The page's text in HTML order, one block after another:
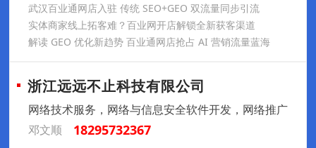
武汉百业通网店入驻 传统 SEO+GEO 双流量同步引流
实体商家线上拓客难？百业网开店解锁全新获客渠道
解读 GEO 优化新趋势 百业通网店抢占 AI 营销流量蓝海
浙江远远不止科技有限公司
网络技术服务，网络与信息安全软件开发，网络推广
邓文顺
18295732367